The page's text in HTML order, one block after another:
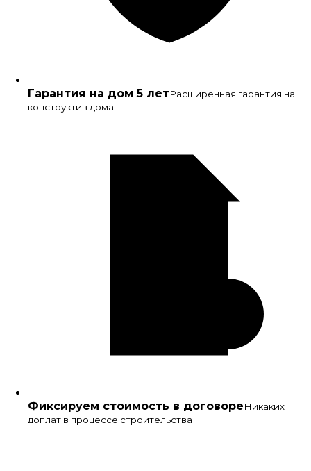
Гарантия на дом 5 летРасширенная гарантия на
конструктив дома
Фиксируем стоимость в договореНикаких
доплат в процессе строительства